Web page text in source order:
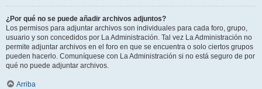
¿Por qué no se puede añadir archivos adjuntos?
Los permisos para adjuntar archivos son individuales para cada foro, grupo,
usuario y son concedidos por La Administración. Tal vez La Administración no
permite adjuntar archivos en el foro en que se encuentra o solo ciertos grupos
pueden hacerlo. Comuníquese con La Administración si no está seguro de por
qué no puede adjuntar archivos.
Arriba